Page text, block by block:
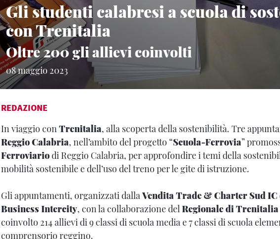
Gli studenti calabresi a scuola di
con Trenitalia
Oltre 200 gli allievi coinvolti
08 maggio 2023
REDAZIONE
In viaggio conTrenitalia, alla scoperta della sostenibilità. Tre
Reggio Calabria, nell’ambito del progetto “Scuola-Ferrovia”
Ferroviariodi Reggio Calabria, per approfondire i temi della
mobilità sostenibile e dell’uso del treno per le gite di istruzione.
Gli appuntamenti, organizzati dallaVendita Trade & Charter Sud
Business Intercity, con la collaborazione delRegionale di
coinvolto 214 allievi di 9 classi di scuola media e 7 classi di scuola
comprensorio reggino.